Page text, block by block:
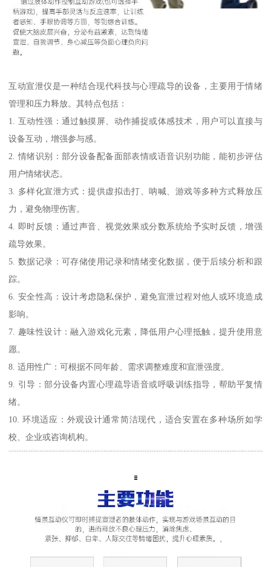
互动宣泄仪是一种结合现代科技与心理疏导的设备，主要用于情绪
管理和压力释放。其特点包括：
1. 互动性强：通过触摸屏、动作捕捉或体感技术，用户可以直接与
设备互动，增强参与感。
2. 情绪识别：部分设备配备面部表情或语音识别功能，能初步评估
用户情绪状态。
3. 多样化宣泄方式：提供虚拟击打、呐喊、游戏等多种方式释放压
力，避免物理伤害。
4. 即时反馈：通过声音、视觉效果或分数系统给予实时反馈，增强
疏导效果。
5. 数据记录：可存储使用记录和情绪变化数据，便于后续分析和跟
踪。
6. 安全性高：设计考虑隐私保护，避免宣泄过程对他人或环境造成
影响。
7. 趣味性设计：融入游戏化元素，降低用户心理抵触，提升使用意
愿。
8. 适用性广：可根据不同年龄、需求调整难度和宣泄强度。
9. 引导：部分设备内置心理疏导语音或呼吸训练指导，帮助平复情
绪。
10. 环境适应：外观设计通常简洁现代，适合安置在多种场所如学
校、企业或咨询机构。